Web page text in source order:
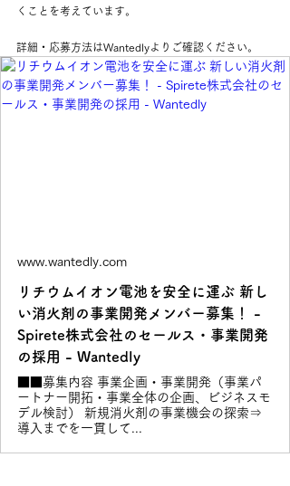
くことを考えています。
詳細・応募方法はWantedlyよりご確認ください。
www.wantedly.com
リチウムイオン電池を安全に運ぶ 新し
い消火剤の事業開発メンバー募集！ -
Spirete株式会社のセールス・事業開発
の採用 - Wantedly
■■募集内容 事業企画・事業開発（事業パ
ートナー開拓・事業全体の企画、ビジネスモ
デル検討） 新規消火剤の事業機会の探索⇒
導入までを一貫して...